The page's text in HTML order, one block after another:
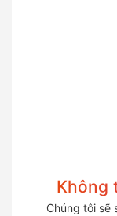
Không
Chúng tôi sẽ